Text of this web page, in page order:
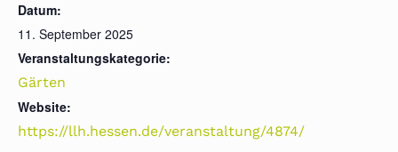
Datum:
11. September 2025
Veranstaltungskategorie:
Gärten
Website:
https://llh.hessen.de/veranstaltung/4874/